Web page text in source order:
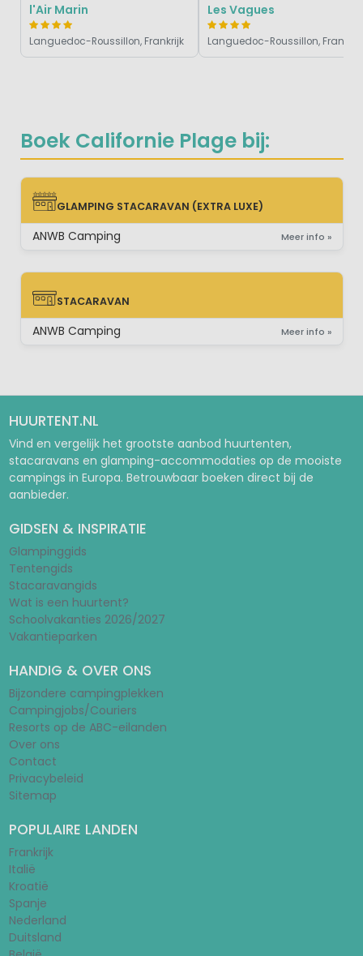
Boek Californie Plage bij:
GLAMPING STACARAVAN (EXTRA LUXE)
GLAMPING STACARAVAN (EXTRA LUXE)
ANWB Camping Meer info »
STACARAVAN
STACARAVAN
ANWB Camping Meer info »
l'Air Marin
Languedoc-Roussillon, Frankrijk
Les Vagues
Languedoc-Roussillon, Frankrijk
HUURTENT.NL
Vind en vergelijk het grootste aanbod huurtenten,
stacaravans en glamping-accommodaties op de mooiste
campings in Europa. Betrouwbaar boeken direct bij de
aanbieder.
GIDSEN & INSPIRATIE
Glampinggids
Tentengids
Stacaravangids
Wat is een huurtent?
Schoolvakanties 2026/2027
Vakantieparken
HANDIG & OVER ONS
Bijzondere campingplekken
Campingjobs/Couriers
Resorts op de ABC-eilanden
Over ons
Contact
Privacybeleid
Sitemap
POPULAIRE LANDEN
Frankrijk
Italië
Kroatië
Spanje
Nederland
Duitsland